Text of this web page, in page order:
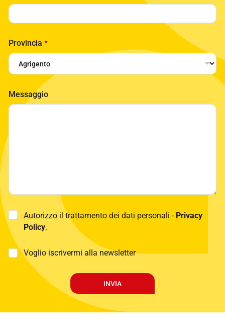
Provincia *
*
L
o
Messaggio
P
i
a
i
Autorizzo il trattamento dei dati personali - Privacy
Policy.
M
i
Voglio iscrivermi alla newsletter
INVIA